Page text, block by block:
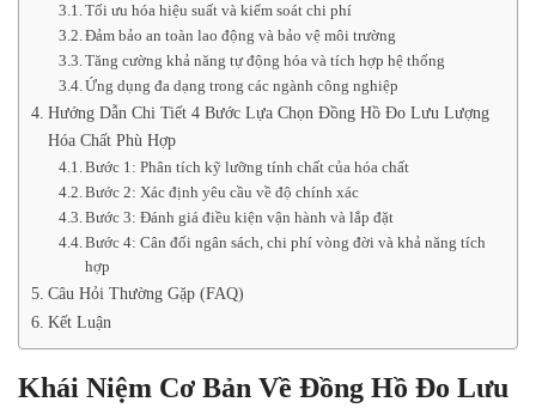
Tối ưu hóa hiệu suất và kiểm soát chi phí
Đảm bảo an toàn lao động và bảo vệ môi trường
Tăng cường khả năng tự động hóa và tích hợp hệ thống
Ứng dụng đa dạng trong các ngành công nghiệp
Hướng Dẫn Chi Tiết 4 Bước Lựa Chọn Đồng Hồ Đo Lưu Lượng
Hóa Chất Phù Hợp
Bước 1: Phân tích kỹ lưỡng tính chất của hóa chất
Bước 2: Xác định yêu cầu về độ chính xác
Bước 3: Đánh giá điều kiện vận hành và lắp đặt
Bước 4: Cân đối ngân sách, chi phí vòng đời và khả năng tích
hợp
Câu Hỏi Thường Gặp (FAQ)
Kết Luận
Khái Niệm Cơ Bản Về Đồng Hồ Đo Lưu